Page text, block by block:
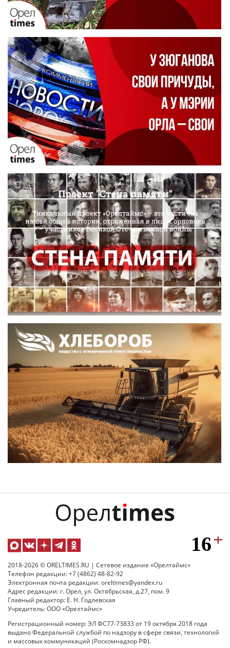
2018-2026 © ORELTIMES.RU | Сетевое издание «Орелтаймс»
Телефон редакции: +7 (4862) 48-82-92
Электронная почта редакции: oreltimes@yandex.ru
Адрес редакции: г. Орел, ул. Октябрьская, д.27, пом. 9
Главный редактор: Е. Н. Годлевская
Учредитель: ООО «Орелтаймс»
Регистрационный номер: ЭЛ ФС77-73833 от 19 октября 2018 года
выдано Федеральной службой по надзору в сфере связи, технологий
и массовых коммуникаций (Роскомнадзор РФ).